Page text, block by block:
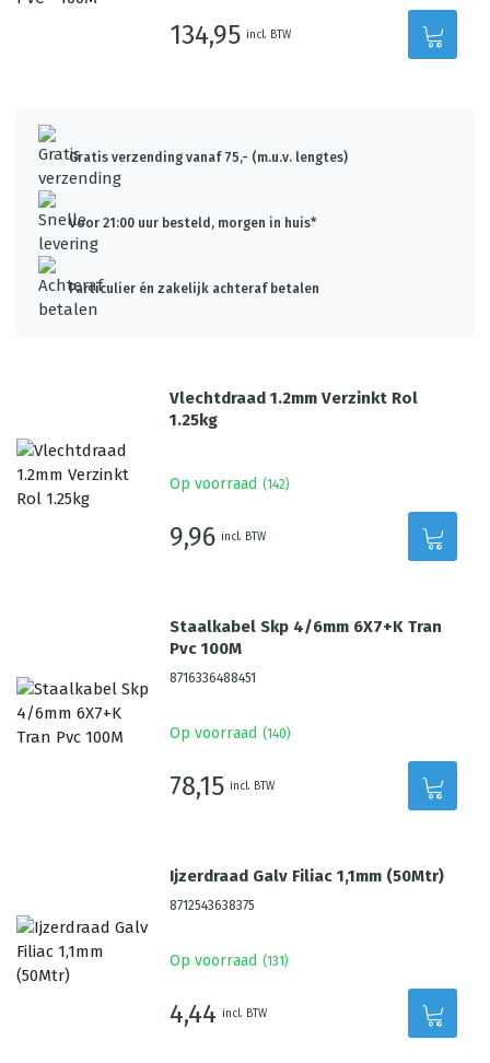
134,95 incl. BTW
Gratis verzending vanaf 75,- (m.u.v. lengtes)
Voor 21:00 uur besteld, morgen in huis*
Particulier én zakelijk achteraf betalen
Vlechtdraad 1.2mm Verzinkt Rol
1.25kg
Op voorraad (142)
9,96 incl. BTW
Staalkabel Skp 4/6mm 6X7+K Tran
Pvc 100M
8716336488451
Op voorraad (140)
78,15 incl. BTW
Ijzerdraad Galv Filiac 1,1mm (50Mtr)
8712543638375
Op voorraad (131 )
4,44 incl. BTW